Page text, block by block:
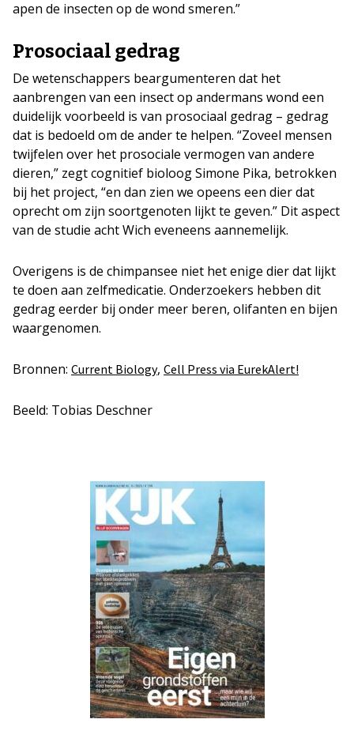
apen de insecten op de wond smeren.”
Prosociaal gedrag
De wetenschappers beargumenteren dat het
aanbrengen van een insect op andermans wond een
duidelijk voorbeeld is van prosociaal gedrag – gedrag
dat is bedoeld om de ander te helpen. “Zoveel mensen
twijfelen over het prosociale vermogen van andere
dieren,” zegt cognitief bioloog Simone Pika, betrokken
bij het project, “en dan zien we opeens een dier dat
oprecht om zijn soortgenoten lijkt te geven.” Dit aspect
van de studie acht Wich eveneens aannemelijk.
Overigens is de chimpansee niet het enige dier dat lijkt
te doen aan zelfmedicatie. Onderzoekers hebben dit
gedrag eerder bij onder meer beren, olifanten en bijen
waargenomen.
Bronnen: Current Biology, Cell Press via EurekAlert!
Beeld: Tobias Deschner